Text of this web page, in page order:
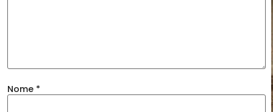
Nome *